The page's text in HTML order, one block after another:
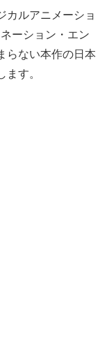
カルアニメーショ
ーション・エン
らない本作の日本
す。